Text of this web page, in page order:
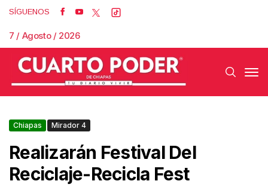
SÍGUENOS
7 / Agosto / 2026
Chiapas Mirador 4
Realizarán Festival Del
Reciclaje-Recicla Fest